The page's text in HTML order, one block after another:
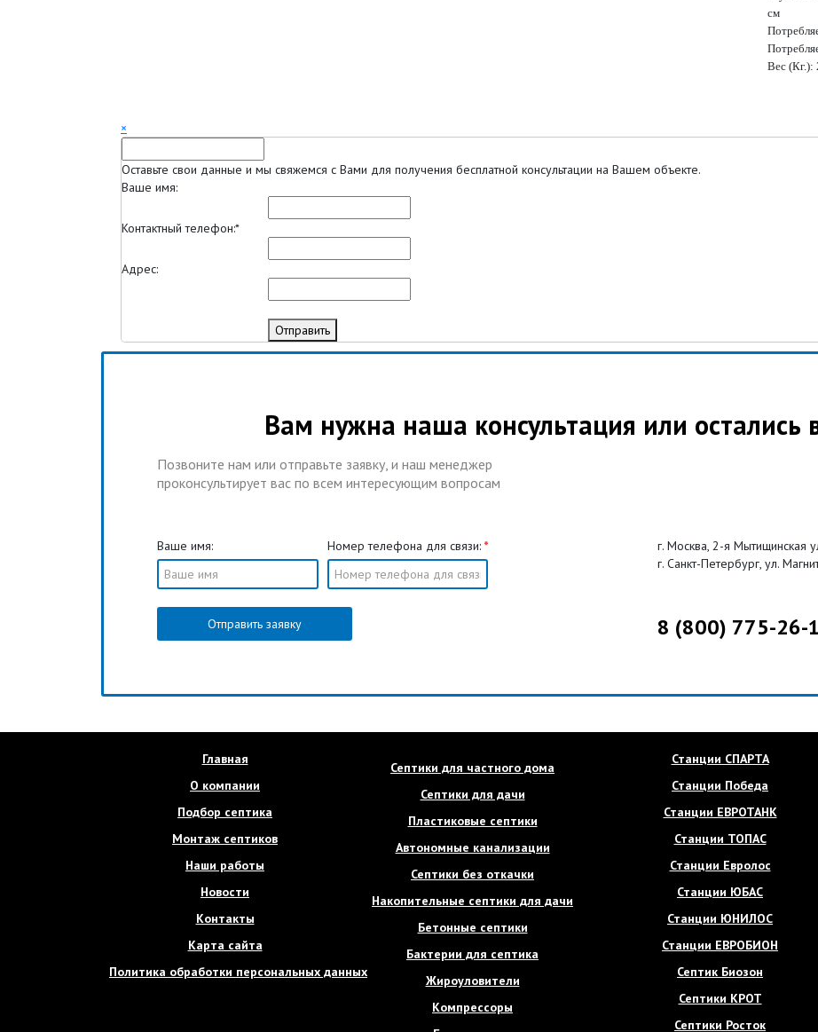
см
Вес (Кг.):
×
Оставьте свои данные и мы свяжемся с Вами для получения бесплатной консультации на Вашем объекте.
Ваше имя:
Контактный телефон:*
Адрес:
Отправить
Вам нужна наша консультация или остались
Позвоните нам или отправьте заявку, и наш менеджер
проконсультирует вас по всем интересующим вопросам
Ваше имя: Номер телефона для связи: *
Отправить заявку
г. Москва, 2-я Мытищинская
г. Санкт-Петербург, ул.
8 (800) 775-26-
Главная
О компании
Подбор септика
Монтаж септиков
Наши работы
Новости
Контакты
Карта сайта
Политика обработки персональных данных
Септики для частного дома
Септики для дачи
Пластиковые септики
Автономные канализации
Септики без откачки
Накопительные септики для дачи
Бетонные септики
Бактерии для септика
Жироуловители
Компрессоры
Станции СПАРТА
Станции Победа
Станции ЕВРОТАНК
Станции ТОПАС
Станции Евролос
Станции ЮБАС
Станции ЮНИЛОС
Станции ЕВРОБИОН
Септик Биозон
Септики КРОТ
Септики Росток